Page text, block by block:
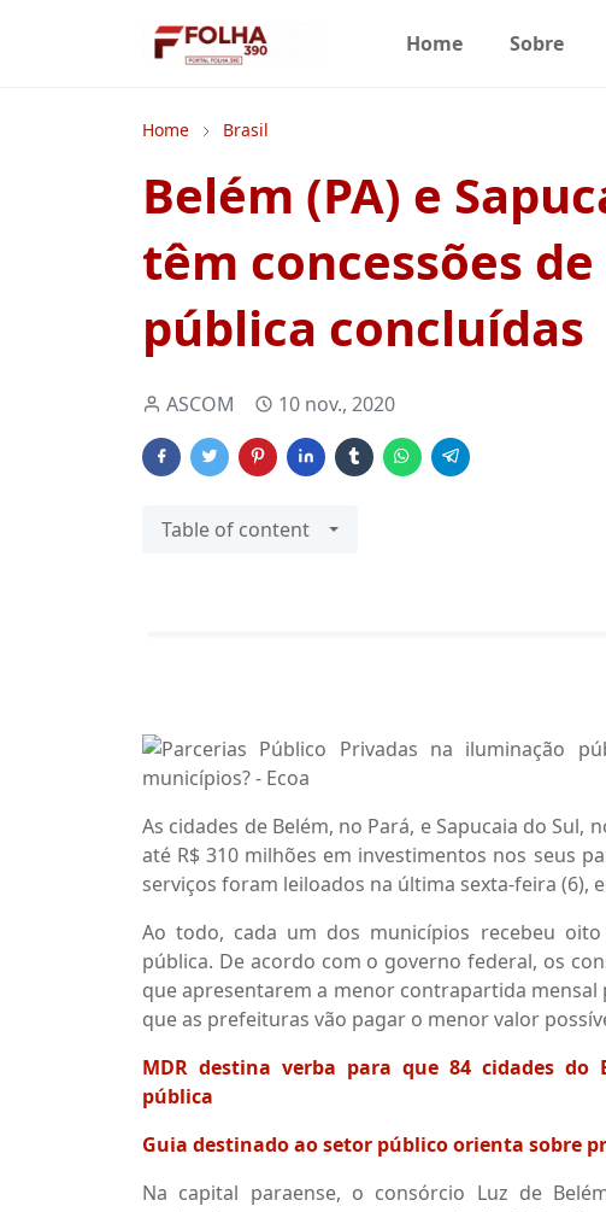
Home Sobre
Home Brasil
Belém (PA) e
têm concessões
pública concluídas
ASCOM 10 nov., 2020
Table of content
As cidades de Belém, no Pará, e Sapucaia do Sul,
até R$ 310 milhões em investimentos nos seus
serviços foram leiloados na última sexta-feira (6),
Ao todo, cada um dos municípios recebeu
pública. De acordo com o governo federal, os
que apresentarem a menor contrapartida
que as prefeituras vão pagar o menor valor
MDR destina verba para que 84 cidades
pública
Guia destinado ao setor público orienta sobre
Na capital paraense, o consórcio Luz de